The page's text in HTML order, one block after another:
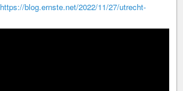
https://blog.ernste.net/2022/11/27/utrecht-